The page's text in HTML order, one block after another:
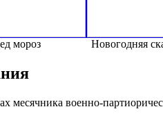
мороз Новогодняя
месячника военно-